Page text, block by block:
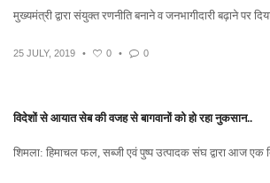
मुख्यमंत्री द्वारा संयुक्त रणनीति बनाने व जनभागीदारी बढ़ाने पर
25 JULY, 2019 • 0 • 0
विदेशों से आयात सेब की वजह से बागवानों को हो रहा नुकसान..
शिमला: हिमाचल फल, सब्जी एवं पुष्प उत्पादक संघ द्वारा आज एक